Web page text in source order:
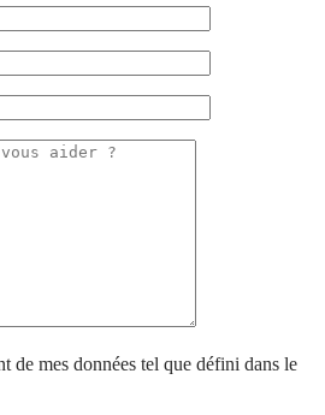
de mes données tel que défini dans le